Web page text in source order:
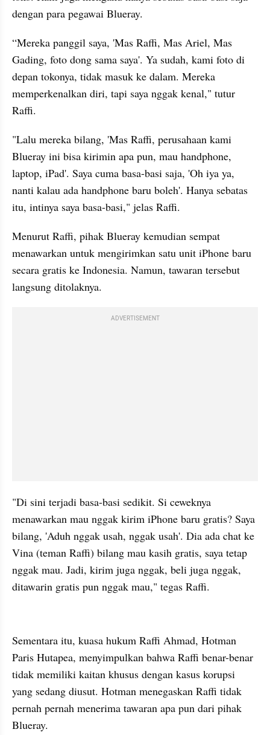
dengan para pegawai Blueray.
“Mereka panggil saya, 'Mas Raffi, Mas Ariel, Mas
Gading, foto dong sama saya'. Ya sudah, kami foto di
depan tokonya, tidak masuk ke dalam. Mereka
memperkenalkan diri, tapi saya nggak kenal," tutur
Raffi.
"Lalu mereka bilang, 'Mas Raffi, perusahaan kami
Blueray ini bisa kirimin apa pun, mau handphone,
laptop, iPad'. Saya cuma basa-basi saja, 'Oh iya ya,
nanti kalau ada handphone baru boleh'. Hanya sebatas
itu, intinya saya basa-basi," jelas Raffi.
Menurut Raffi, pihak Blueray kemudian sempat
menawarkan untuk mengirimkan satu unit iPhone baru
secara gratis ke Indonesia. Namun, tawaran tersebut
langsung ditolaknya.
ADVERTISEMENT
"Di sini terjadi basa-basi sedikit. Si ceweknya
menawarkan mau nggak kirim iPhone baru gratis? Saya
bilang, 'Aduh nggak usah, nggak usah'. Dia ada chat ke
Vina (teman Raffi) bilang mau kasih gratis, saya tetap
nggak mau. Jadi, kirim juga nggak, beli juga nggak,
ditawarin gratis pun nggak mau," tegas Raffi.
Sementara itu, kuasa hukum Raffi Ahmad, Hotman
Paris Hutapea, menyimpulkan bahwa Raffi benar-benar
tidak memiliki kaitan khusus dengan kasus korupsi
yang sedang diusut. Hotman menegaskan Raffi tidak
pernah pernah menerima tawaran apa pun dari pihak
Blueray.